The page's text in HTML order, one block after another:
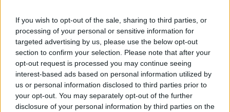
If you wish to opt-out of the sale, sharing to third parties, or
processing of your personal or sensitive information for
targeted advertising by us, please use the below opt-out
section to confirm your selection. Please note that after your
opt-out request is processed you may continue seeing
interest-based ads based on personal information utilized by
us or personal information disclosed to third parties prior to
your opt-out. You may separately opt-out of the further
disclosure of your personal information by third parties on the
0 uživatelům se líbí
Kontakt
Napsat uživateli vzkaz